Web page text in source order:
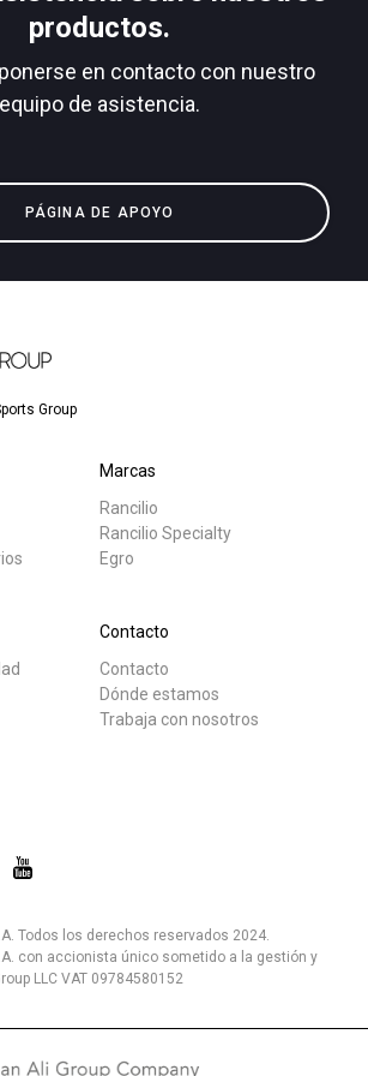
productos.
en contacto con nuestro
equipo de asistencia.
PÁGINA DE APOYO
Group
Marcas
Rancilio
Rancilio Specialty
Egro
Contacto
Contacto
Dónde estamos
Trabaja con nosotros
Todos los derechos reservados 2024.
con accionista único sometido a la gestión y
LLC VAT 09784580152